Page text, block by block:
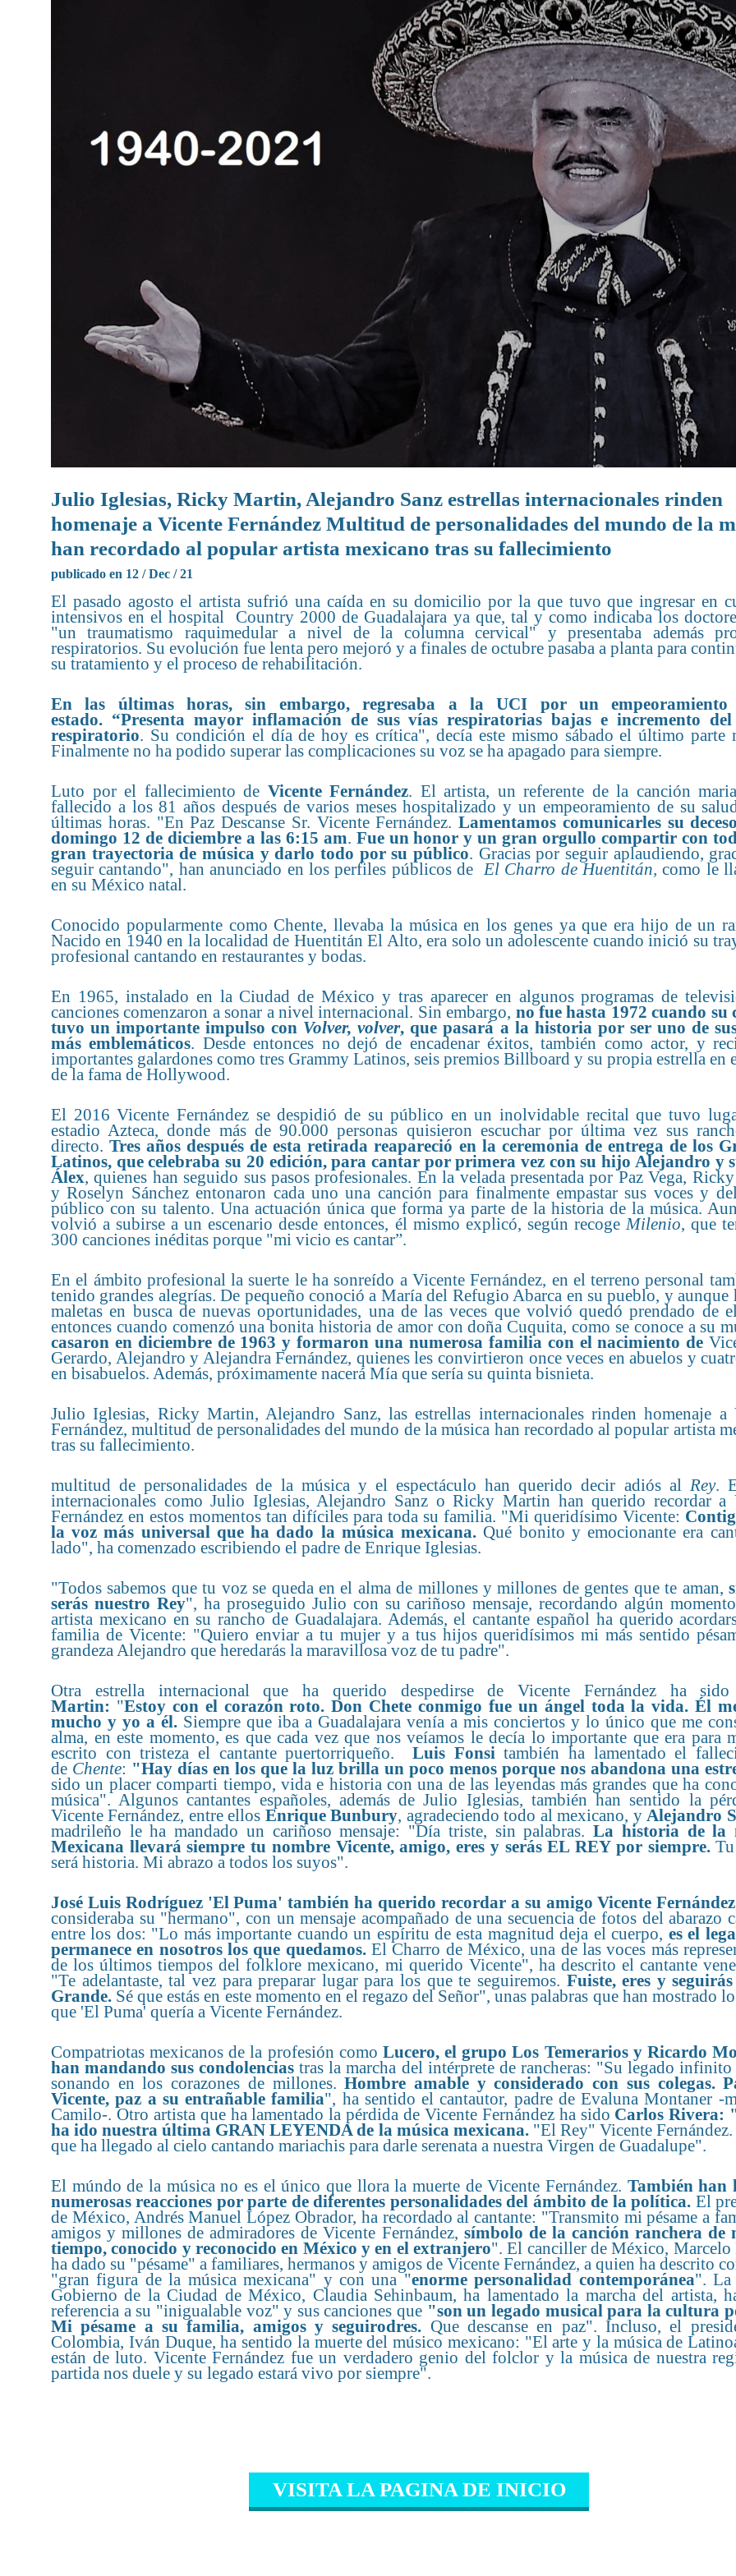
Julio Iglesias, Ricky Martin, Alejandro Sanz estrellas internacionales rinden
homenaje a Vicente Fernández Multitud de personalidades del mundo de la
han recordado al popular artista mexicano tras su fallecimiento
publicado en 12 / Dec / 21
El pasado agosto el artista sufrió una caída en su domicilio por la que tuvo que ingresar en
intensivos en el hospital Country 2000 de Guadalajara ya que, tal y como indicaba los
"un traumatismo raquimedular a nivel de la columna cervical" y presentaba además
respiratorios. Su evolución fue lenta pero mejoró y a finales de octubre pasaba a planta para
su tratamiento y el proceso de rehabilitación.
En las últimas horas, sin embargo, regresaba a la UCI por un
estado. “Presenta mayor inflamación de sus vías respiratorias bajas e incremento
respiratorio. Su condición el día de hoy es crítica", decía este mismo sábado el último parte
Finalmente no ha podido superar las complicaciones su voz se ha apagado para siempre.
Luto por el fallecimiento de Vicente Fernández. El artista, un referente de la canción
fallecido a los 81 años después de varios meses hospitalizado y un empeoramiento de su
últimas horas. "En Paz Descanse Sr. Vicente Fernández.Lamentamos comunicarles su
domingo 12 de diciembre a las 6:15 am. Fue un honor y un gran orgullo compartir con
gran trayectoria de música y darlo todo por su público. Gracias por seguir aplaudiendo,
seguir cantando", han anunciado en los perfiles públicos deEl Charro de Huentitán,como le
en su México natal.
Conocido popularmente como Chente, llevaba la música en los genes ya que era hijo de un
Nacido en 1940 en la localidad de Huentitán El Alto, era solo un adolescente cuando inició su
profesional cantando en restaurantes y bodas.
En 1965, instalado en la Ciudad de México y tras aparecer en algunos programas de
canciones comenzaron a sonar a nivel internacional. Sin embargo, no fue hasta 1972 cuando su
tuvo un importante impulso con Volver, volver, que pasará a la historia por ser uno de
más emblemáticos. Desde entonces no dejó de encadenar éxitos, también como actor, y
importantes galardones como tres Grammy Latinos, seis premios Billboard y su propia estrella en
de la fama de Hollywood.
El 2016 Vicente Fernández se despidió de su público en un inolvidable recital que tuvo
estadio Azteca, donde más de 90.000 personas quisieron escuchar por última vez sus
directo.Tres años después de esta retirada reapareció en la ceremonia de entrega de los
Latinos, que celebraba su 20 edición, para cantar por primera vez con su hijo Alejandro y
Álex, quienes han seguido sus pasos profesionales. En la velada presentada por Paz Vega,
y Roselyn Sánchez entonaron cada uno una canción para finalmente empastar sus voces y
público con su talento. Una actuación única que forma ya parte de la historia de la música.
volvió a subirse a un escenario desde entonces, él mismo explicó, según recogeMilenio, que
300 canciones inéditas porque "mi vicio es cantar”.
En el ámbito profesional la suerte le ha sonreído a Vicente Fernández, en el terreno personal
tenido grandes alegrías. De pequeño conoció a María del Refugio Abarca en su pueblo, y aunque
maletas en busca de nuevas oportunidades, una de las veces que volvió quedó prendado de
entonces cuando comenzó una bonita historia de amor con doña Cuquita, como se conoce a su
casaron en diciembre de 1963 y formaron una numerosa familia con el nacimiento de
Gerardo, Alejandro y Alejandra Fernández, quienes les convirtieron once veces en abuelos y
en bisabuelos. Además, próximamente nacerá Mía que sería su quinta bisnieta.
Julio Iglesias, Ricky Martin, Alejandro Sanz, las estrellas internacionales rinden homenaje a
Fernández, multitud de personalidades del mundo de la música han recordado al popular artista
tras su fallecimiento.
multitud de personalidades de la música y el espectáculo han querido decir adiós al Rey.
internacionales como Julio Iglesias, Alejandro Sanz o Ricky Martin han querido recordar a
Fernández en estos momentos tan difíciles para toda su familia. "Mi queridísimo Vicente:
la voz más universal que ha dado la música mexicana. Qué bonito y emocionante era
lado", ha comenzado escribiendo el padre de Enrique Iglesias.
"Todos sabemos que tu voz se queda en el alma de millones y millones de gentes que te aman,
serás nuestro Rey", ha proseguido Julio con su cariñoso mensaje, recordando algún
artista mexicano en su rancho de Guadalajara. Además, el cantante español ha querido
familia de Vicente: "Quiero enviar a tu mujer y a tus hijos queridísimos mi más sentido
grandeza Alejandro que heredarás la maravillosa voz de tu padre".
Otra estrella internacional que ha querido despedirse de Vicente Fernández ha sido
Martin: "Estoy con el corazón roto. Don Chete conmigo fue un ángel toda la vida. Él
mucho y yo a él. Siempre que iba a Guadalajara venía a mis conciertos y lo único que me
alma, en este momento, es que cada vez que nos veíamos le decía lo importante que era para
escrito con tristeza el cantante puertorriqueño. Luis Fonsitambién ha lamentado el
de Chente: "Hay días en los que la luz brilla un poco menos porque nos abandona una
sido un placer comparti tiempo, vida e historia con una de las leyendas más grandes que ha
música". Algunos cantantes españoles, además de Julio Iglesias, también han sentido la
Vicente Fernández, entre ellos Enrique Bunbury, agradeciendo todo al mexicano, yAlejandro
madrileño le ha mandado un cariñoso mensaje: "Día triste, sin palabras.La historia de la
Mexicana llevará siempre tu nombre Vicente, amigo, eres y serás EL REY por siempre.Tu
será historia. Mi abrazo a todos los suyos".
José Luis Rodríguez 'El Puma' también ha querido recordar a su amigo Vicente Fernández
consideraba su "hermano", con un mensaje acompañado de una secuencia de fotos del abarazo
entre los dos: "Lo más importante cuando un espíritu de esta magnitud deja el cuerpo, es el
permanece en nosotros los que quedamos. El Charro de México, una de las voces más
de los últimos tiempos del folklore mexicano, mi querido Vicente", ha descrito el cantante
"Te adelantaste, tal vez para preparar lugar para los que te seguiremos. Fuiste, eres y
Grande. Sé que estás en este momento en el regazo del Señor", unas palabras que han mostrado
que 'El Puma' quería a Vicente Fernández.
Compatriotas mexicanos de la profesión como Lucero, el grupo Los Temerarios y Ricardo
han mandando sus condolencias tras la marcha del intérprete de rancheras: "Su legado infinito
sonando en los corazones de millones.Hombre amable y considerado con sus colegas.
Vicente, paz a su entrañable familia", ha sentido el cantautor, padre de Evaluna Montaner -
Camilo-. Otro artista que ha lamentado la pérdida de Vicente Fernández ha sido Carlos Rivera:
ha ido nuestra última GRAN LEYENDA de la música mexicana. "El Rey" Vicente Fernández.
que ha llegado al cielo cantando mariachis para darle serenata a nuestra Virgen de Guadalupe".
El múndo de la música no es el único que llora la muerte de Vicente Fernández. También han
numerosas reacciones por parte de diferentes personalidades del ámbito de la política. El
de México, Andrés Manuel López Obrador, ha recordado al cantante: "Transmito mi pésame a
amigos y millones de admiradores de Vicente Fernández, símbolo de la canción ranchera de
tiempo, conocido y reconocido en México y en el extranjero". El canciller de México, Marcelo
ha dado su "pésame" a familiares, hermanos y amigos de Vicente Fernández, a quien ha descrito
"gran figura de la música mexicana" y con una "enorme personalidad contemporánea". La
Gobierno de la Ciudad de México, Claudia Sehinbaum, ha lamentado la marcha del artista,
referencia a su "inigualable voz" y sus canciones que "son un legado musical para la cultura
Mi pésame a su familia, amigos y seguirodres. Que descanse en paz". Incluso, el
Colombia, Iván Duque, ha sentido la muerte del músico mexicano: "El arte y la música de
están de luto. Vicente Fernández fue un verdadero genio del folclor y la música de nuestra
partida nos duele y su legado estará vivo por siempre".
VISITA LA PAGINA DE INICIO